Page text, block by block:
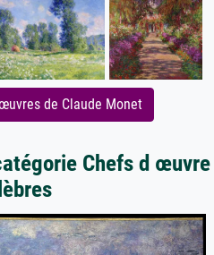
de Claude Monet
Chefs d œuvre